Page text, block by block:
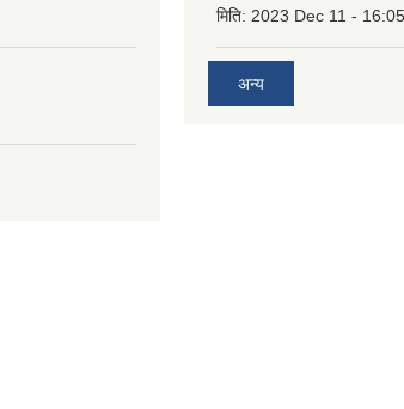
मिति: 2023 Dec 11 - 16:05
अन्य